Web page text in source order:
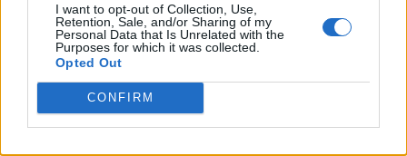
I want to opt-out of Collection, Use,
Retention, Sale, and/or Sharing of my
Personal Data that Is Unrelated with the
Purposes for which it was collected.
Opted Out
CONFIRM ad